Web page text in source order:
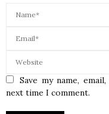
Save my name,
next time I comment.